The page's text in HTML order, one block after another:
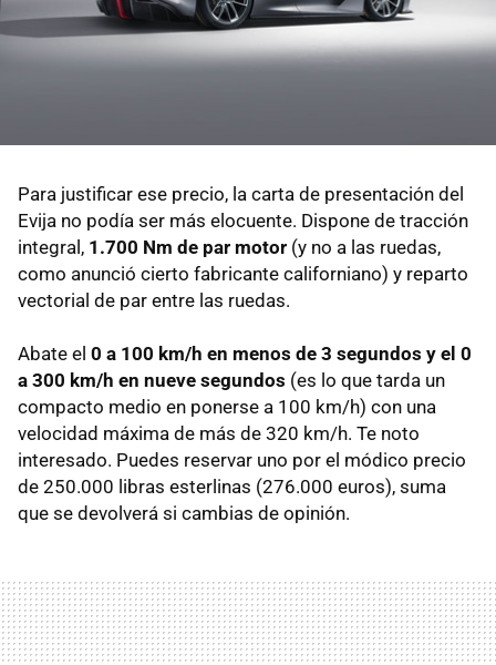
Para justificar ese precio, la carta de presentación del
Evija no podía ser más elocuente. Dispone de tracción
integral, 1.700 Nm de par motor (y no a las ruedas,
como anunció cierto fabricante californiano) y reparto
vectorial de par entre las ruedas.
Abate el 0 a 100 km/h en menos de 3 segundos y el 0
a 300 km/h en nueve segundos (es lo que tarda un
compacto medio en ponerse a 100 km/h) con una
velocidad máxima de más de 320 km/h. Te noto
interesado. Puedes reservar uno por el módico precio
de 250.000 libras esterlinas (276.000 euros), suma
que se devolverá si cambias de opinión.